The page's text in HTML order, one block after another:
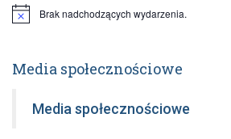
Powiadomienie
Brak nadchodzących wydarzenia.
Media społecznościowe
Media społecznościowe